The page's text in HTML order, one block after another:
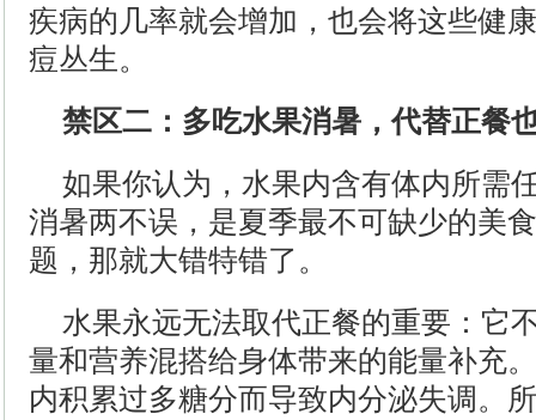
疾病的几率就会增加，也会将这些健
痘丛生。
禁区二：多吃水果消暑，代替正餐
如果你认为，水果内含有体内所需
消暑两不误，是夏季最不可缺少的美
题，那就大错特错了。
水果永远无法取代正餐的重要：它
量和营养混搭给身体带来的能量补充
内积累过多糖分而导致内分泌失调。